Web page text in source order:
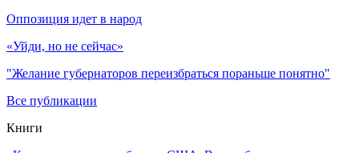
Оппозиция идет в народ
«Уйди, но не сейчас»
"Желание губернаторов переизбраться пораньше понятно"
Все публикации
Книги